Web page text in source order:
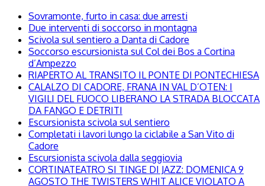
Sovramonte, furto in casa: due arresti
Due interventi di soccorso in montagna
Scivola sul sentiero a Danta di Cadore
Soccorso escursionista sul Col dei Bos a Cortina
d’Ampezzo
RIAPERTO AL TRANSITO IL PONTE DI PONTECHIESA
CALALZO DI CADORE, FRANA IN VAL D’OTEN: I
VIGILI DEL FUOCO LIBERANO LA STRADA BLOCCATA
DA FANGO E DETRITI
Escursionista scivola sul sentiero
Completati i lavori lungo la ciclabile a San Vito di
Cadore
Escursionista scivola dalla seggiovia
CORTINATEATRO SI TINGE DI JAZZ: DOMENICA 9
AGOSTO THE TWISTERS WHIT ALICE VIOLATO A